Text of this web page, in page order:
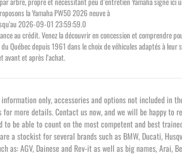
la Yamaha PW50 2026 neuve à
2026-09-01 23:59:59.0
au crédit. Venez la découvrir en concession et comprendre
Québec depuis 1961 dans le choix de véhicules adaptés à
avant et après l’achat.
information only, accessories and options not included
more details. Contact us now, and we will be happy to
to be able to count on the most competent and best
a stockist for several brands such as BMW, Ducati,
AGV, Dainese and Rev-it as well as big names, Arai,